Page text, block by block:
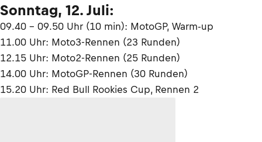
Sonntag, 12. Juli:
09.40 – 09.50 Uhr (10 min): MotoGP, Warm-up
11.00 Uhr: Moto3-Rennen (23 Runden)
12.15 Uhr: Moto2-Rennen (25 Runden)
14.00 Uhr: MotoGP-Rennen (30 Runden)
15.20 Uhr: Red Bull Rookies Cup, Rennen 2